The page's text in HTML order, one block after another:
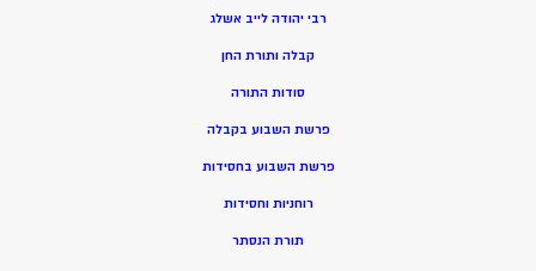
רבי יהודה לייב אשלג
קבלה ותורת החן
סודות התורה
פרשת השבוע בקבלה
פרשת השבוע בחסידות
רוחניות וחסידות
תורת הנסתר